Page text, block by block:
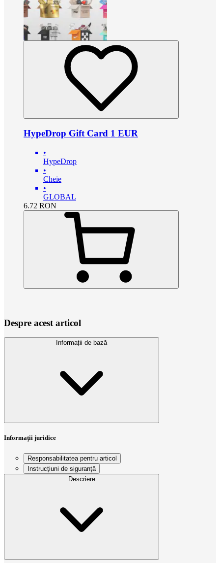
HypeDrop Gift Card 1 EUR
•
HypeDrop
•
Cheie
•
GLOBAL
6.72 RON
Despre acest articol
Informații de bază
Informații juridice
Responsabilitatea pentru articol
Instrucțiuni de siguranță
Descriere